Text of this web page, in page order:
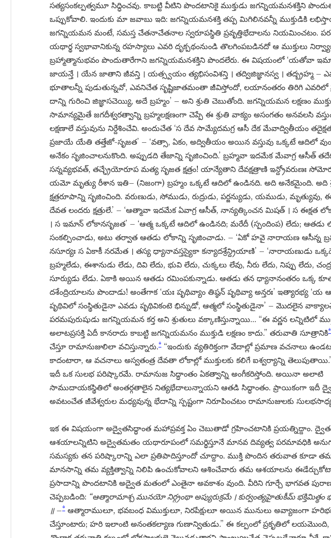
సత్యసంకల్పత్వమూ సిద్ధించవు. కాబట్టి వీటిని పొందటానికై ముక్తుడు జగన్నియమనశక్తిని
ఒప్పుకోవాలి. ఇందుకు మా జవాబు ఇది: జగన్నియమనశక్తి తప్ప మిగిలినవన్నీ ముక్తుడికి
జగన్నియమన మంటే, సమస్త చేతనాచేతనాల స్వరూపస్థితి ప్రవృత్తిభేదాలను నియమించటం.
యథార్థ స్వభావానికున్న రహస్యాలు ఎవరి దృక్పథంనుండి తొలగింపబడినదో ఆ ముక్తులు
బ్రహ్మాత్మానుభవం పొందుతారేగాని జగన్నియమనశక్తిని పొందలేరు. ఈ విషయంలో ‘యతోవా
జాయన్తే । యేన జాతాని జీవన్తి । యత్స్వయం త్యభిసంవిశన్తి । తద్విజిజ్ఞానస్వ । తద్బ్రహ్మ –
భూతాలన్నీ పుడుతున్నవో, ఎవనిచేత సృష్టిజాతమంతా జీవిస్తోందో, లయానంతరం తిరిగి ఎవరిలో
దాన్ని గురించి జిజ్ఞాసచెయ్యి, అదే బ్రహ్మం’ – అని శ్రుతి చెబుతోంది. జగన్నియమన లక్షణం
సామాన్యమైతే జగదీశ్వరత్వాన్ని బ్రహ్మలక్షణంగా చెప్పే ఈ శ్రుతి వాక్యం అసంగతం అనవలసి
లక్షణాలే వస్తువును నిర్దేశించేవి. అందుచేత ‘స దేవ సామ్యేదమగ్ర ఆసీ దేక మేవాద్వితీయం
ప్రజాయే యేతి తత్తేజో-సృజత’ – ‘వత్సా, ఏకం, అద్వితీయం అయిన వస్తువు ఒక్కటే ఆదిలో
అనేకం సృజించాలనుకొంది. అప్పుడది తేజాన్ని సృజించింది.’ బ్రహ్మవా ఇదమేక మేవాగ్ర ఆసీత్
సన్నవ్యభవత్, తచ్ఛ్రేయోరూప మత్య సృజత క్షత్రం! యాన్యేతాని దేవక్షత్రాణి ఇన్ద్రోవరుణః
యమో మృత్యు రీశాన ఇతి– (నిజంగా) బ్రహ్మం ఒక్కటే ఆదిలో ఉండినది. అది అనేకమైంది. అది
క్షత్రరూపాన్ని సృజించింది. వరుణుడు, సోముడు, రుద్రుడు, పర్జన్యుడు, యముడు,
దేవత లందరు క్షత్రులే.’ – ‘ఆత్మావా ఇదమేక ఏవాగ్ర ఆసీత్, నాన్యత్కించన మిషత్ । స ఈక్షత
। స ఇమాన్ లోకానసృజత’ – ‘ఆత్మ ఒక్కటే ఆదిలో ఉండినది; మరేదీ (స్పందింప) లేదు; ఆతడు
సంకల్పించాడు, అటు తర్వాత ఆతడు లోకాన్ని సృజించాడు. – ‘ఏకో హవై నారాయణ ఆసీన్న
నసూర్యః స ఏకాకీ నరమేత । తస్య ధ్యానావస్తస్యైకా కన్యాదశ్రేన్ద్రియాణి’ – ‘నారాయణుడు
బ్రహ్మలేడు, ఈశానుడు లేడు, దివి లేదు, భువి లేదు, చుక్కలు లేవు, నీరు లేదు, నిప్పు లేదు,
సూర్యుడు లేడు. ఏకాకి అయిన ఆతడు రమింపకున్నాడు. ఆతడు తన ధ్యానానంతరం ఒక్క
దశేంద్రియాలను పొందాడు! అంతేగాక ‘యః పృథివ్యాం తిష్ఠన్ పృథివ్యా అన్తరః’ ఇత్యారభ్య ‘య
పృథివిలో సంస్థితుడైనా ఎవడు పృథివికంటె భిన్నుడో, ఆత్మలో సంస్థితుడైనా’ – మొదలైన
పరమపురుషుడు జగన్నియమన కర్త అని శ్రుతులు వక్కాణిస్తున్నాయి… “ఈ వర్ణన లన్నిటిలో
అలాటప్రసక్తి ఏదీ కానరాదు కాబట్టి జగన్నియమనం ముక్తుడి లక్షణం కాదు.” తరువాతి సూత్రానికి*
చేస్తూ రామానుజులిలా వచిస్తున్నారు.* “ఇందుకు వ్యతిరిక్తంగా వేదాల్లో ప్రమాణ వచనాలు
కాదంటారా, ఆ వచనాలు అస్వతంత్ర దేవతా లోకాల్లో ముక్తులకు కలిగే ఐశ్వర్యాన్ని
ఇదీ ఒక సులభ పరిష్కారమే. రామానుజ సిద్ధాంతం ఏకత్వాన్ని అంగీకరిస్తోంది. అయినా అలాటి
సాముదాయకస్థితిలో అంతర్గతాలైన నిత్యభేదాలున్నాయని ఆతడి సిద్ధాంతం. ప్రాయికంగా ఇదీ
అవటంచేత జీవేశ్వరుల మధ్యవున్న భేదాన్ని స్పష్టంగా నిరూపించటం రామానుజులకు
ఇక ఈ విషయంగా అద్వైతసిద్ధాంత మహాప్రవక్త ఏం చెబుతాడో గ్రహించటానికి ప్రయత్నిద్దాం.
ఆశయాలన్నిటిని అద్వైతమతం యథారూపంలో సమర్థిస్తూనే మానవ దివ్యత్వ పరమావధికి
సమస్యకు తన పరిష్కారాన్ని ఎలా ప్రతిపాదిస్తూందో చూద్దాం. ముక్తి పొందిన తరువాత కూడా తమ
మానసాన్ని తమ వ్యక్తిత్వాన్ని నిలిపి ఉంచుకోవాలని ఆశించేవారు తమ ఆశయాలను
ప్రసాదాన్ని పొందటానికి అద్వైత మతంలో ఎంతైనా అవకాశం వుంది. వీరిని గూర్చే భాగవత
చెప్పబడింది: “ఆత్మారామాశ్చ మునయో నిర్గ్రంథా అప్యురుక్రమే । కుర్వంత్యహైతుకీమ్
॥ –* ఆత్మారాములూ, భవబంధ విముక్తులూ, నిరపేక్షులూ అయిన మునులు అవ్యాజంగా
చేస్తూంటారు; హరి ఇలాంటి అనంతకల్యాణ గుణాన్వితుడు.” ఈ కల్పంలో ప్రకృతిలో లయమొంది,